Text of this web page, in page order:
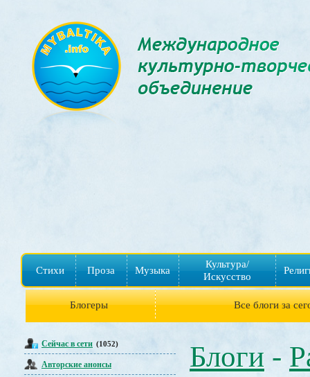
Стихи Проза Музыка
Культура/
Искусство
Блогеры Все блоги за
Сейчас в сети (1052)
Авторские анонсы Блоги -